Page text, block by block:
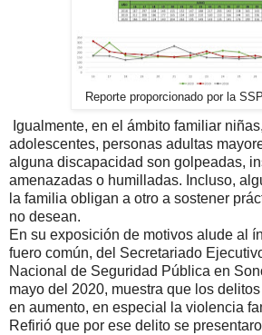
Reporte proporcionado por la
Igualmente, en el ámbito familiar
adolescentes, personas adultas
alguna discapacidad son golpeadas,
amenazadas o humilladas. Incluso,
la familia obligan a otro a sostener
no desean.
En su exposición de motivos alude al
fuero común, del Secretariado
Nacional de Seguridad Pública en
mayo del 2020, muestra que los
en aumento, en especial la violencia
Refirió que por ese delito se